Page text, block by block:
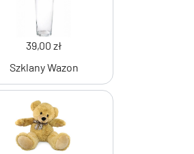
39,00 zł
Szklany Wazon